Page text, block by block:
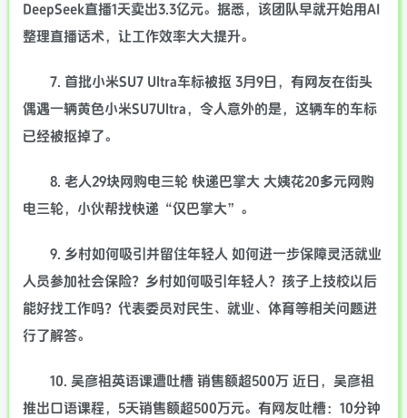
DeepSeek直播1天卖出3.3亿元。据悉，该团队早就开始用AI
整理直播话术，让工作效率大大提升。
7. 首批小米SU7 Ultra车标被抠 3月9日，有网友在街头
偶遇一辆黄色小米SU7Ultra，令人意外的是，这辆车的车标
已经被抠掉了。
8. 老人29块网购电三轮 快递巴掌大 大姨花20多元网购
电三轮，小伙帮找快递“仅巴掌大”。
9. 乡村如何吸引并留住年轻人 如何进一步保障灵活就业
人员参加社会保险？乡村如何吸引年轻人？孩子上技校以后
能好找工作吗？代表委员对民生、就业、体育等相关问题进
行了解答。
10. 吴彦祖英语课遭吐槽 销售额超500万 近日，吴彦祖
推出口语课程，5天销售额超500万元。有网友吐槽：10分钟